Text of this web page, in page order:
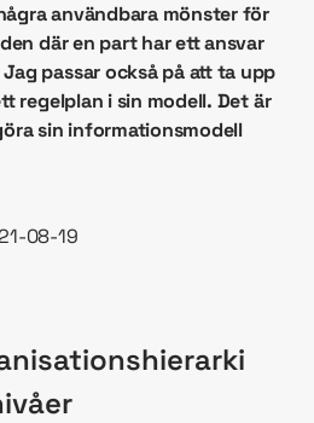
användbara mönster för
där en part har ett ansvar
passar också på att ta upp
regelplan i sin modell. Det är
sin informationsmodell
08-19